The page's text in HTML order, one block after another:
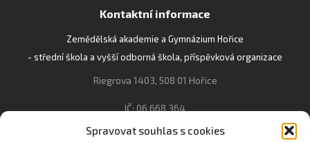
Spravovat souhlas s cookies
Kontaktní informace
Zemědělská akademie a Gymnázium Hořice
- střední škola a vyšší odborná škola, příspěvková organizace
Riegrova 1403, 508 01 Hořice
IČ: 06 668 364
493 623 021, 493 623 022